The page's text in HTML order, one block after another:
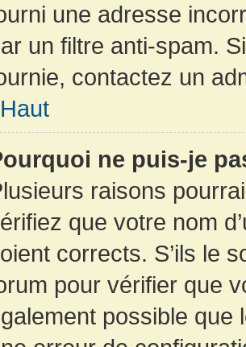
une adresse
un filtre anti-spam.
contactez un
Haut
ne puis-je
raisons
que votre nom
corrects. S’ils le
pour vérifier que
possible que